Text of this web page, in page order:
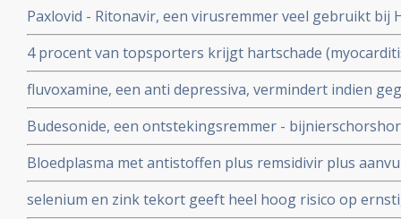
SARS-CoV-2 aan te pakken en te elimineren
Paxlovid - Ritonavir, een virusremmer veel gebruikt bij
ziekenhuisopname bij kwetsbare coronapatiënten met
tijd wordt ingenomen
4 procent van topsporters krijgt hartschade
na lichte klachten als na ernstige klachten blijkt uit
fluvoxamine, een anti depressiva, vermindert indien
het risico op overlijden met 90 procent door COVID-19
met de ziekte om intensieve medische zorg te krijgen
Budesonide, een ontstekingsremmer -
astmapatienten, blijkt gebruikt als neusspray effectief
coronavirus - Covid-19
Bloedplasma met antistoffen plus remsidivir plus
en aspirine moet president Donald Trump redden van
selenium en zink tekort geeft heel hoog risico op